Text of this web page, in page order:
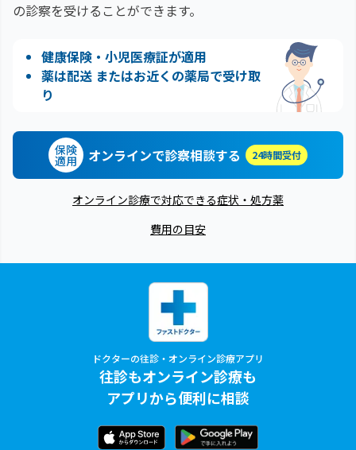
の診察を受けることができます。
健康保険・小児医療証が適用
薬は配送 またはお近くの薬局で受け取
り
保険
適用 オンラインで診察相談する 24時間受付
オンライン診療で対応できる症状・処方薬
費用の目安
ドクターの往診・オンライン診療アプリ
往診もオンライン診療も
アプリから便利に相談